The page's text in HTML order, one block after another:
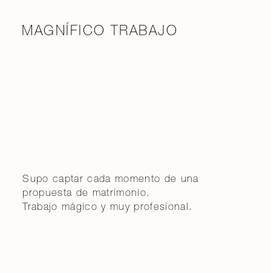
MAGNÍFICO TRABAJO
Supo captar cada momento de una
propuesta de matrimonio.
Trabajo mágico y muy profesional.